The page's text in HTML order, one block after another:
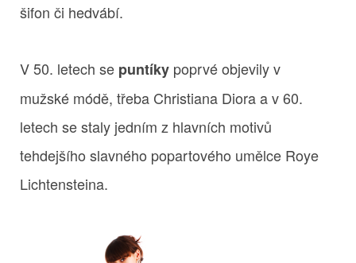
šifon či hedvábí.
V 50. letech se puntíky poprvé objevily v
mužské módě, třeba Christiana Diora a v 60.
letech se staly jedním z hlavních motivů
tehdejšího slavného popartového umělce Roye
Lichtensteina.